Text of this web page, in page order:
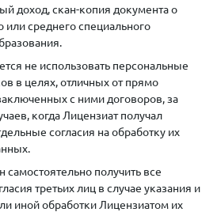
доход, скан-копия документа о
среднего специального
не использовать персональные
в целях, отличных от прямо
с ними договоров, за
когда Лицензиат получал
согласия на обработку их
самостоятельно получить все
третьих лиц в случае указания и
иной обработки Лицензиатом их